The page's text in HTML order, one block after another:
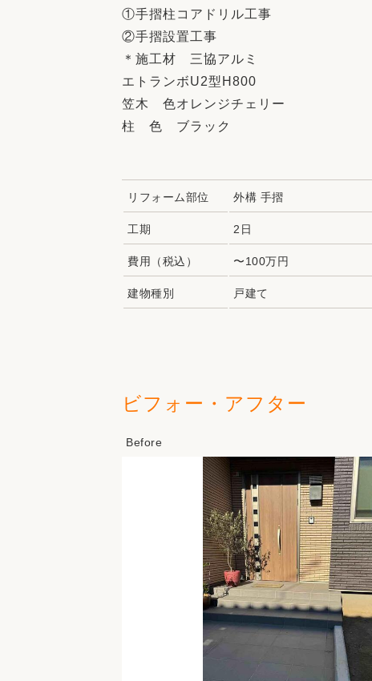
中古物件探しから性能向上リフォームをワン
ストップ
①手摺柱コアドリル工事
②手摺設置工事
＊施工材 三協アルミ
エトランボU2型H800
笠木 色オレンジチェリー
柱 色 ブラック
リフォーム部位 外構 手摺
工期 2日
費用（税込） 〜100万円
建物種別 戸建て
ビフォー・アフター